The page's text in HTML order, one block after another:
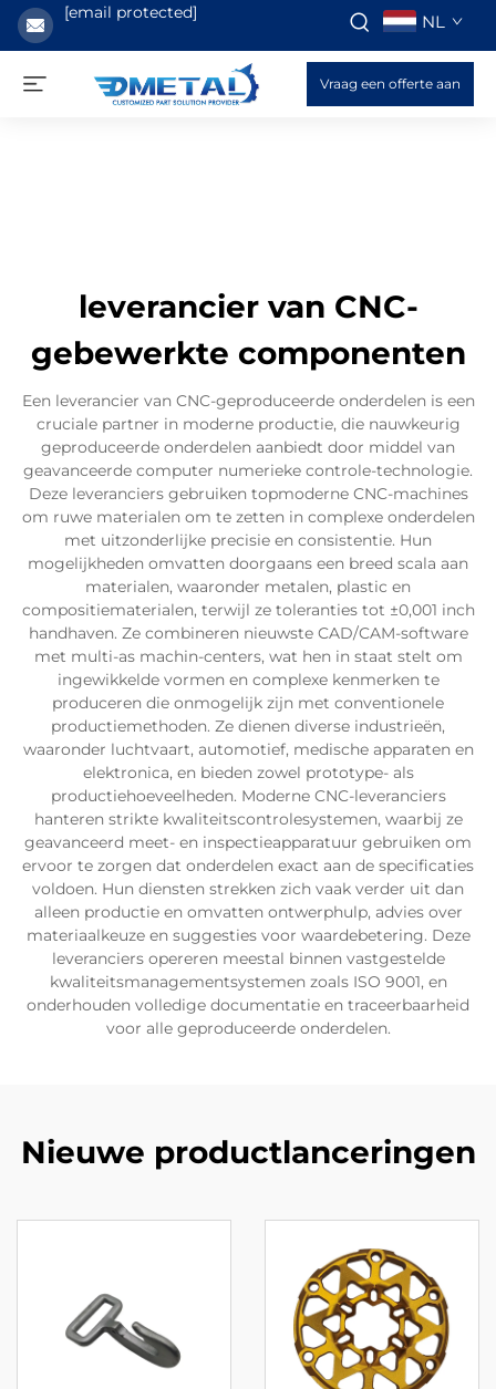
[email protected] NL
Vraag een offerte aan
leverancier van CNC-
gebewerkte componenten
Een leverancier van CNC-geproduceerde onderdelen is een
cruciale partner in moderne productie, die nauwkeurig
geproduceerde onderdelen aanbiedt door middel van
geavanceerde computer numerieke controle-technologie.
Deze leveranciers gebruiken topmoderne CNC-machines
om ruwe materialen om te zetten in complexe onderdelen
met uitzonderlijke precisie en consistentie. Hun
mogelijkheden omvatten doorgaans een breed scala aan
materialen, waaronder metalen, plastic en
compositiematerialen, terwijl ze toleranties tot ±0,001 inch
handhaven. Ze combineren nieuwste CAD/CAM-software
met multi-as machin-centers, wat hen in staat stelt om
ingewikkelde vormen en complexe kenmerken te
produceren die onmogelijk zijn met conventionele
productiemethoden. Ze dienen diverse industrieën,
waaronder luchtvaart, automotief, medische apparaten en
elektronica, en bieden zowel prototype- als
productiehoeveelheden. Moderne CNC-leveranciers
hanteren strikte kwaliteitscontrolesystemen, waarbij ze
geavanceerd meet- en inspectieapparatuur gebruiken om
ervoor te zorgen dat onderdelen exact aan de specificaties
voldoen. Hun diensten strekken zich vaak verder uit dan
alleen productie en omvatten ontwerphulp, advies over
materiaalkeuze en suggesties voor waardebetering. Deze
leveranciers opereren meestal binnen vastgestelde
kwaliteitsmanagementsystemen zoals ISO 9001, en
onderhouden volledige documentatie en traceerbaarheid
voor alle geproduceerde onderdelen.
Nieuwe productlanceringen